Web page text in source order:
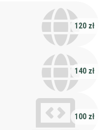
120 zł
140 zł
100 zł